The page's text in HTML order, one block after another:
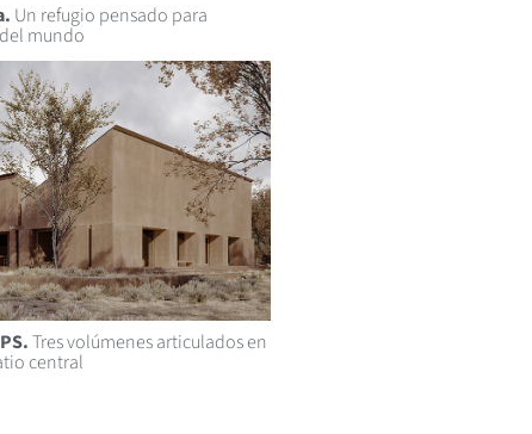
Un refugio pensado para
mundo
Tres volúmenes articulados en
central